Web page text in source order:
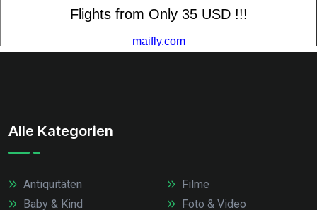
Alle Kategorien
Antiquitäten
Baby & Kind
Filme
Foto & Video